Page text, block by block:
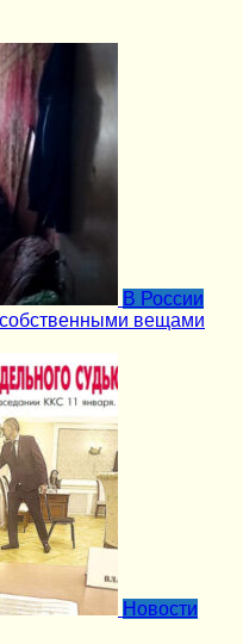
В России
вещами
Новости